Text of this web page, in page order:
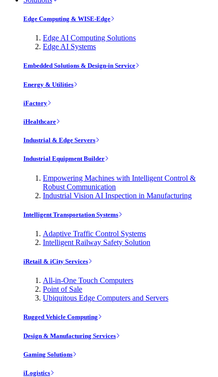
Edge Computing & WISE-Edge
Edge AI Computing Solutions
Edge AI Systems
Embedded Solutions & Design-in Service
Energy & Utilities
iFactory
iHealthcare
Industrial & Edge Servers
Industrial Equipment Builder
Empowering Machines with Intelligent Control &
Robust Communication
Industrial Vision AI Inspection in Manufacturing
Intelligent Transportation Systems
Adaptive Traffic Control Systems
Intelligent Railway Safety Solution
iRetail & iCity Services
All-in-One Touch Computers
Point of Sale
Ubiquitous Edge Computers and Servers
Rugged Vehicle Computing
Design & Manufacturing Services
Gaming Solutions
iLogistics